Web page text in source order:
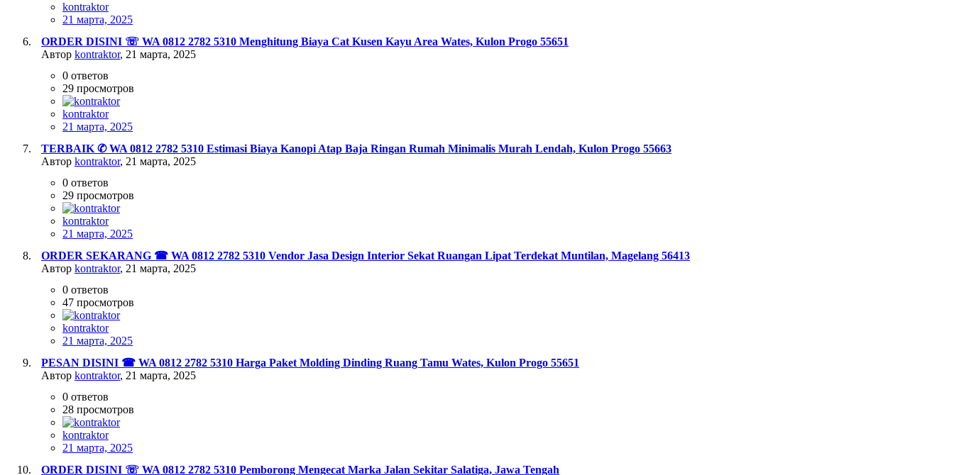
kontraktor
21 марта, 2025
ORDER DISINI ☏ WA 0812 2782 5310 Menghitung Biaya Cat Kusen Kayu Area Wates, Kulon Progo 55651
Автор kontraktor, 21 марта, 2025
0 ответов
29 просмотров
kontraktor
21 марта, 2025
TERBAIK ✆ WA 0812 2782 5310 Estimasi Biaya Kanopi Atap Baja Ringan Rumah Minimalis Murah Lendah, Kulon Progo 55663
Автор kontraktor, 21 марта, 2025
0 ответов
29 просмотров
kontraktor
21 марта, 2025
ORDER SEKARANG ☎ WA 0812 2782 5310 Vendor Jasa Design Interior Sekat Ruangan Lipat Terdekat Muntilan, Magelang 56413
Автор kontraktor, 21 марта, 2025
0 ответов
47 просмотров
kontraktor
21 марта, 2025
PESAN DISINI ☎ WA 0812 2782 5310 Harga Paket Molding Dinding Ruang Tamu Wates, Kulon Progo 55651
Автор kontraktor, 21 марта, 2025
0 ответов
28 просмотров
kontraktor
21 марта, 2025
ORDER DISINI ☏ WA 0812 2782 5310 Pemborong Mengecat Marka Jalan Sekitar Salatiga, Jawa Tengah